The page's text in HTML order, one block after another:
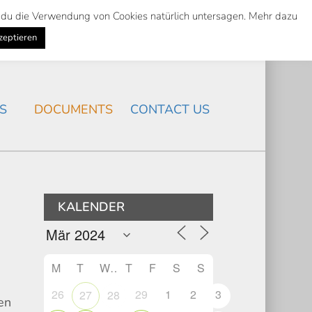
Suche
Search
NEWS
DOCUMENTS CONTACT US
KALENDER
M T W T F S
S
26
27 28 29 1 2
3
die Verwendung von Cookies natürlich untersagen. Mehr dazu